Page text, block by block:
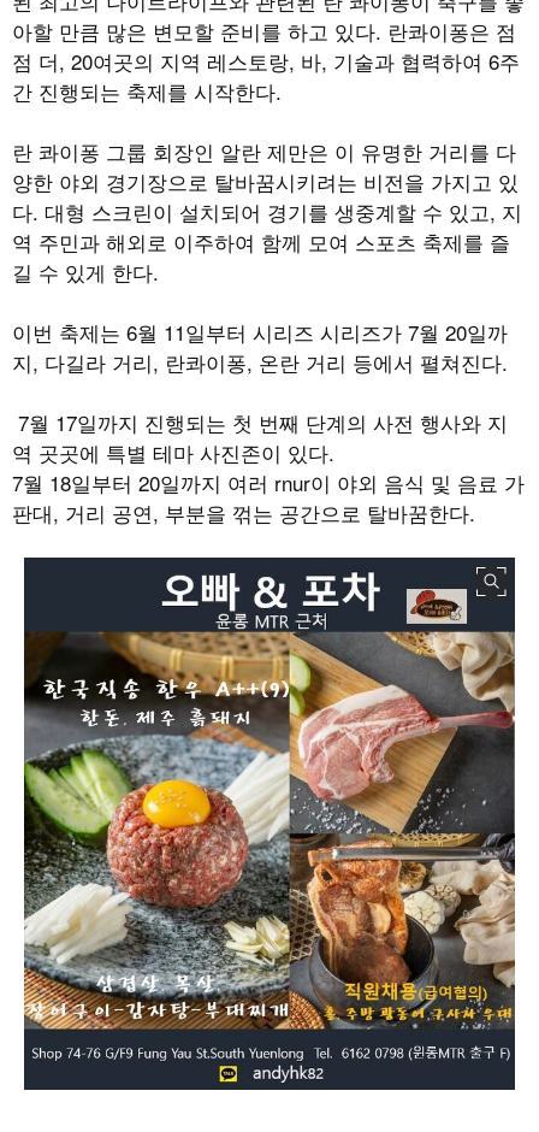
아할 만큼 많은 변모할 준비를 하고 있다. 란콰이퐁은 점
점 더, 20여곳의 지역 레스토랑, 바, 기술과 협력하여 6주
간 진행되는 축제를 시작한다.
란 콰이퐁 그룹 회장인 알란 제만은 이 유명한 거리를 다
양한 야외 경기장으로 탈바꿈시키려는 비전을 가지고 있
다. 대형 스크린이 설치되어 경기를 생중계할 수 있고, 지
역 주민과 해외로 이주하여 함께 모여 스포츠 축제를 즐
길 수 있게 한다.
이번 축제는 6월 11일부터 시리즈 시리즈가 7월 20일까
지, 다길라 거리, 란콰이퐁, 온란 거리 등에서 펼쳐진다.
7월 17일까지 진행되는 첫 번째 단계의 사전 행사와 지
역 곳곳에 특별 테마 사진존이 있다.
7월 18일부터 20일까지 여러 rnur이 야외 음식 및 음료 가
판대, 거리 공연, 부분을 꺾는 공간으로 탈바꿈한다.